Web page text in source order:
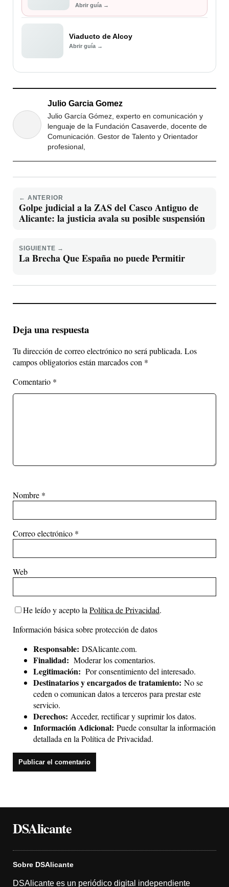
Abrir guía →
Viaducto de Alcoy
Abrir guía →
Julio Garcia Gomez
Julio García Gómez, experto en comunicación y
lenguaje de la Fundación Casaverde, docente de
Comunicación. Gestor de Talento y Orientador
profesional,
← ANTERIOR
Golpe judicial a la ZAS del Casco Antiguo de
Alicante: la justicia avala su posible suspensión
SIGUIENTE →
La Brecha Que España no puede Permitir
Deja una respuesta
Tu dirección de correo electrónico no será publicada. Los
campos obligatorios están marcados con *
Comentario *
Nombre *
Correo electrónico *
Web
He leído y acepto laPolítica de Privacidad.
Información básica sobre protección de datos
Responsable: DSAlicante.com.
Finalidad: Moderar los comentarios.
Legitimación: Por consentimiento del interesado.
Destinatarios y encargados de tratamiento: No se
ceden o comunican datos a terceros para prestar este
servicio.
Derechos: Acceder, rectificar y suprimir los datos.
Información Adicional: Puede consultar la información
detallada en laPolítica de Privacidad.
DSAlicante
Sobre DSAlicante
DSAlicante es un periódico digital independiente